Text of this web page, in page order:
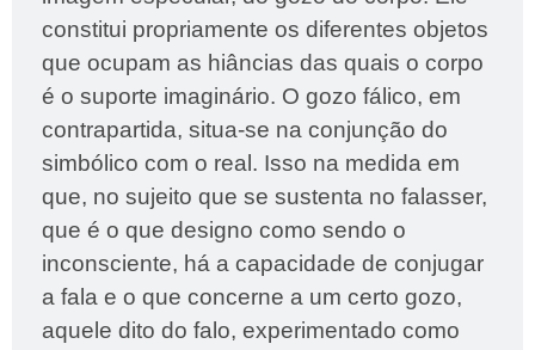
constitui propriamente os diferentes objetos
que ocupam as hiâncias das quais o corpo
é o suporte imaginário. O gozo fálico, em
contrapartida, situa-se na conjunção do
simbólico com o real. Isso na medida em
que, no sujeito que se sustenta no falasser,
que é o que designo como sendo o
inconsciente, há a capacidade de conjugar
a fala e o que concerne a um certo gozo,
aquele dito do falo, experimentado como